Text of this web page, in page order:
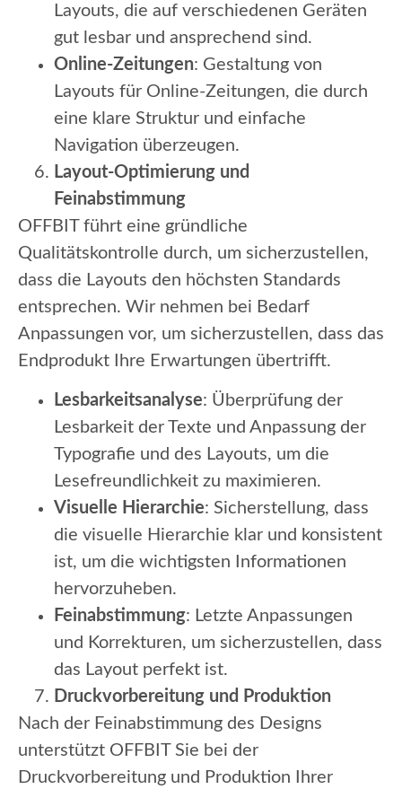
Layouts, die auf verschiedenen Geräten
gut lesbar und ansprechend sind.
Online-Zeitungen: Gestaltung von
Layouts für Online-Zeitungen, die durch
eine klare Struktur und einfache
Navigation überzeugen.
Layout-Optimierung und
Feinabstimmung
OFFBIT führt eine gründliche
Qualitätskontrolle durch, um sicherzustellen,
dass die Layouts den höchsten Standards
entsprechen. Wir nehmen bei Bedarf
Anpassungen vor, um sicherzustellen, dass das
Endprodukt Ihre Erwartungen übertrifft.
Lesbarkeitsanalyse: Überprüfung der
Lesbarkeit der Texte und Anpassung der
Typografie und des Layouts, um die
Lesefreundlichkeit zu maximieren.
Visuelle Hierarchie: Sicherstellung, dass
die visuelle Hierarchie klar und konsistent
ist, um die wichtigsten Informationen
hervorzuheben.
Feinabstimmung: Letzte Anpassungen
und Korrekturen, um sicherzustellen, dass
das Layout perfekt ist.
Druckvorbereitung und Produktion
Nach der Feinabstimmung des Designs
unterstützt OFFBIT Sie bei der
Druckvorbereitung und Produktion Ihrer